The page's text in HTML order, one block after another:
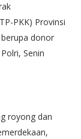
PKK) Provinsi
donor
Senin
royong dan